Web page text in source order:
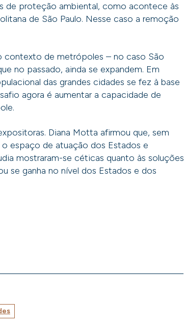
de proteção ambiental, como acontece às
de São Paulo. Nesse caso a remoção
contexto de metrópoles – no caso São
no passado, ainda se expandem. Em
das grandes cidades se fez à base
agora é aumentar a capacidade de
Diana Motta afirmou que, sem
espaço de atuação dos Estados e
mostraram-se céticas quanto às soluções
se ganha no nível dos Estados e dos